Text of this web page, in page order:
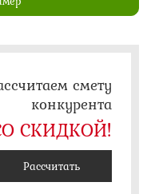
смету
конкурента
СКИДКОЙ!
Рассчитать